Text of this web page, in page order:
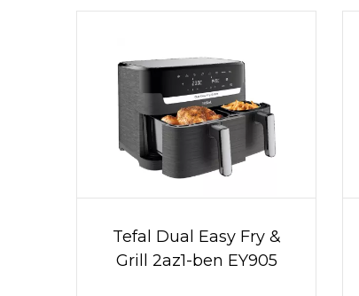
Tefal Dual Easy Fry &
Grill 2az1-ben EY905